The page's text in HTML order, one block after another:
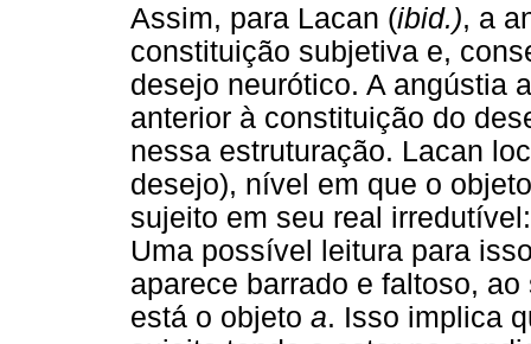
Assim, para Lacan (ibid.), a
constituição subjetiva e,
desejo neurótico. A angústia
anterior à constituição do
nessa estruturação. Lacan
desejo), nível em que o
sujeito em seu real
Uma possível leitura para
aparece barrado e faltoso,
está o objeto a. Isso implica